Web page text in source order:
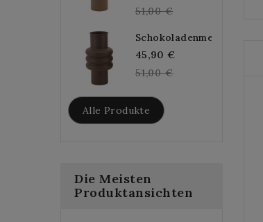
51,00 €
Schokoladenmetallvase...
45,90 €
51,00 €
Alle Produkte
Die Meisten
Produktansichten